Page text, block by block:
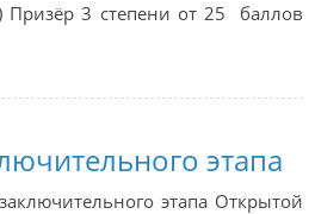
Призёр 3 степени от 25 баллов
этапа
этапа Открытой